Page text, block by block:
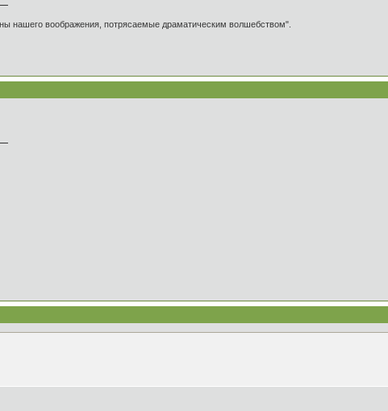
нашего воображения, потрясаемые драматическим волшебством".